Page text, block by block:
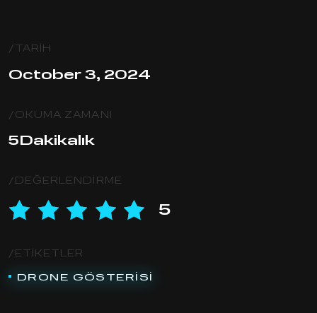
/TARIH
October 3, 2024
/OKUMA ZAMANI
5 Dakikalık
/DEĞERLENDIRME
5
/ETIKETLER
DRONE GÖSTERISI